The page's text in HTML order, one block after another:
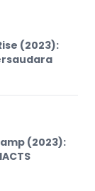
(2023):
(2023):